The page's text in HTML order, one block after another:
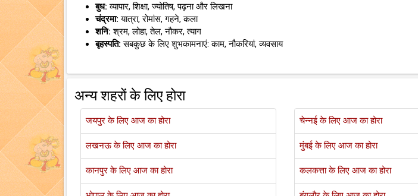
बुध: व्यापार, शिक्षा, ज्योतिष, पढ़ना और लिखना
चंद्रमा: यात्रा, रोमांस, गहने, कला
शनि: श्रम, लोहा, तेल, नौकर, त्याग
बृहस्पति: सबकुछ के लिए शुभकामनाएं: काम, नौकरियां, व्यवसाय
अन्य शहरों के लिए होरा
जयपुर के लिए आज का होरा
लखनऊ के लिए आज का होरा
कानपुर के लिए आज का होरा
चेन्नई के लिए आज का होरा
मुंबई के लिए आज का होरा
कलकत्ता के लिए आज का होरा